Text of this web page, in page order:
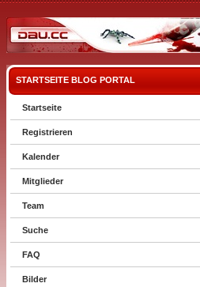
STARTSEITE BLOG PORTAL
Startseite
Registrieren
Kalender
Mitglieder
Team
Suche
FAQ
Bilder